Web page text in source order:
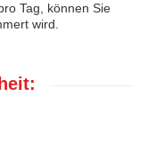
Tag, können Sie
wird.